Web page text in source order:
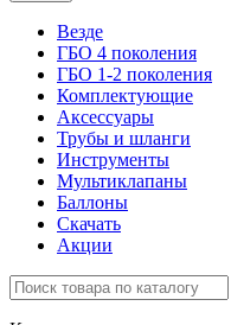
Везде
ГБО 4 поколения
ГБО 1-2 поколения
Комплектующие
Аксессуары
Трубы и шланги
Инструменты
Мультиклапаны
Баллоны
Скачать
Акции